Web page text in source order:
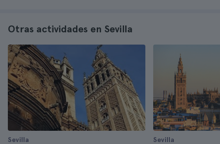
Otras actividades en Sevilla
Sevilla Sevilla